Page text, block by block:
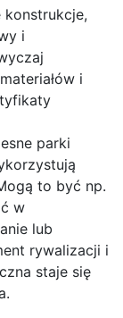
konstrukcje,
i
i
parki
to być np.
w
lub
rywalizacji i
staje się